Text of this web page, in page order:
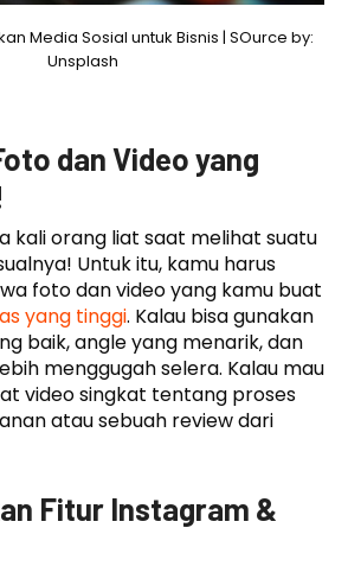
Media Sosial untuk Bisnis | SOurce by:
Unsplash
dan Video yang
kali orang liat saat melihat suatu
Untuk itu, kamu harus
foto dan video yang kamu buat
yang tinggi. Kalau bisa gunakan
baik, angle yang menarik, dan
menggugah selera. Kalau mau
video singkat tentang proses
atau sebuah review dari
Fitur Instagram &